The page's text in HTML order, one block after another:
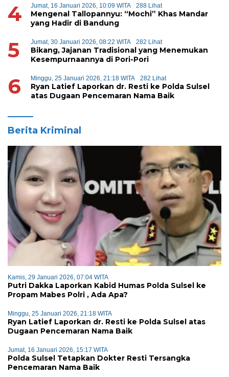
4 Jumat, 16 Januari 2026, 10:09 WITA 288 Lihat
Mengenal Tallopannyu: “Mochi” Khas Mandar
yang Hadir di Bandung
5 Jumat, 30 Januari 2026, 08:22 WITA 282 Lihat
Bikang, Jajanan Tradisional yang Menemukan
Kesempurnaannya di Pori-Pori
6 Minggu, 25 Januari 2026, 21:18 WITA 282 Lihat
Ryan Latief Laporkan dr. Resti ke Polda Sulsel
atas Dugaan Pencemaran Nama Baik
Berita Kriminal
Kamis, 29 Januari 2026, 07:04 WITA
Putri Dakka Laporkan Kabid Humas Polda Sulsel ke
Propam Mabes Polri , Ada Apa?
Minggu, 25 Januari 2026, 21:18 WITA
Ryan Latief Laporkan dr. Resti ke Polda Sulsel atas
Dugaan Pencemaran Nama Baik
Jumat, 16 Januari 2026, 15:17 WITA
Polda Sulsel Tetapkan Dokter Resti Tersangka
Pencemaran Nama Baik